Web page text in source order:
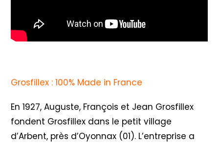
Grosfillex : 100% Made in France
En 1927, Auguste, François et Jean Grosfillex
fondent Grosfillex dans le petit village
d’Arbent, près d’Oyonnax (01). L’entreprise a